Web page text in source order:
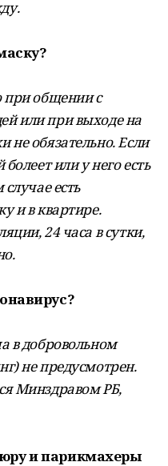
при общении с
или при выходе на
обязательно. Если
или у него есть
есть
и в квартире.
24 часа в сутки,
в добровольном
не предусмотрен.
Минздравом РБ,
и парикмахеры